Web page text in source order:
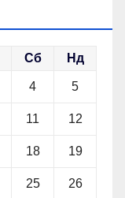
Сб Нд
4 5
11 12
18 19
25 26